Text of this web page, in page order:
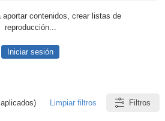
aportar contenidos, crear listas de
reproducción...
Iniciar sesión
Limpiar filtros Filtros